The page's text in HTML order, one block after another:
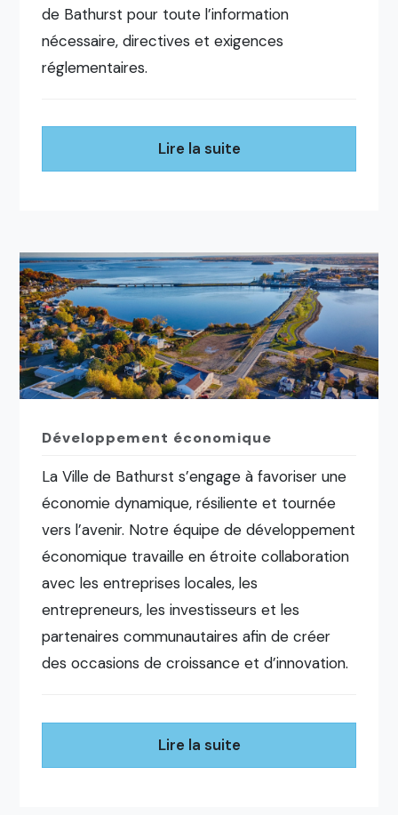
de Bathurst pour toute l’information
nécessaire, directives et exigences
réglementaires.
Lire la suite
Développement économique
La Ville de Bathurst s’engage à favoriser une
économie dynamique, résiliente et tournée
vers l’avenir. Notre équipe de développement
économique travaille en étroite collaboration
avec les entreprises locales, les
entrepreneurs, les investisseurs et les
partenaires communautaires afin de créer
des occasions de croissance et d’innovation.
Lire la suite